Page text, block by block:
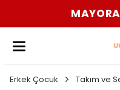
Erkek Çocuk Takım ve